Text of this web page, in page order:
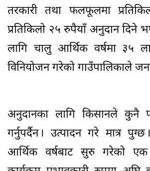
तरकारी तथा फलफूलमा
प्रतिकिलो २५ रुपैयाँ अनुदान दिने
लागि चालु आर्थिक वर्षमा ३५
विनियोजन गरेको गाउँपालिकाले
अनुदानका लागि किसानले कुनै
गर्नुपर्दैन । उत्पादन गरे मात्र
आर्थिक वर्षबाट सुरु गरेको